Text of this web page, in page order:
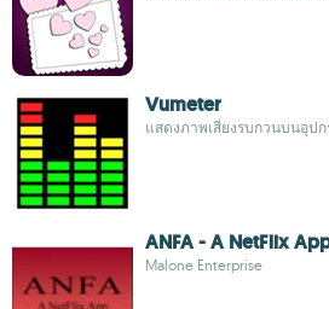
Vumeter
แสดงภาพเสียงรบกวนบนอุป
ANFA - A NetFlix
Malone Enterprise